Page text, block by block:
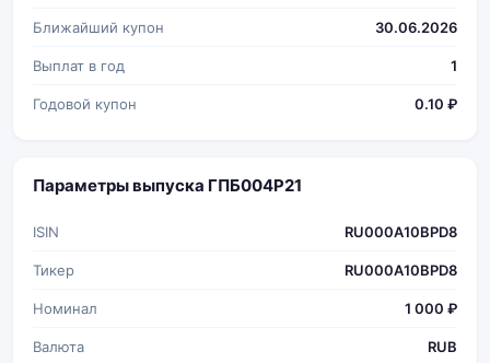
Ближайший купон 30.06.2026
Выплат в год 1
Годовой купон 0.10 ₽
Параметры выпуска ГПБ004Р21
ISIN RU000A10BPD8
Тикер RU000A10BPD8
Номинал 1 000 ₽
Валюта RUB